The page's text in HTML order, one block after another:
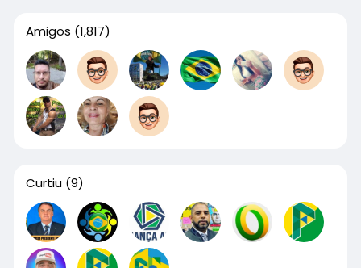
Amigos (1,817)
Curtiu (9)